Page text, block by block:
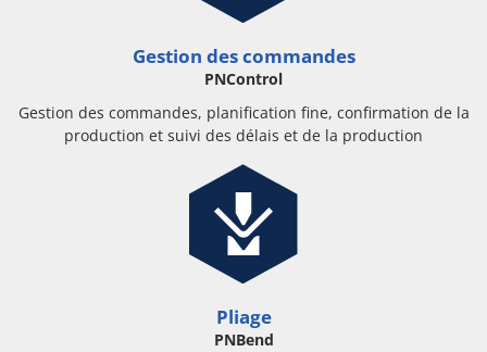
Gestion des commandes
PNControl
Gestion des commandes, planification fine, confirmation de la
production et suivi des délais et de la production
Pliage
PNBend